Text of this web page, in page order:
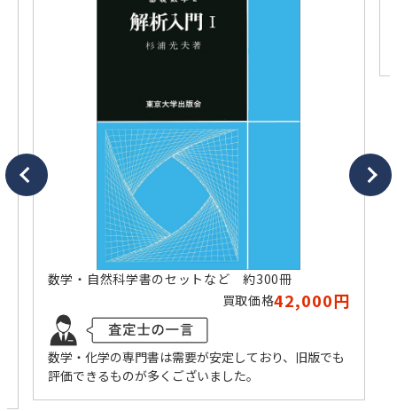
数学・自然科学書のセットなど 約300冊
買取価格42,000円
数学・化学の専門書は需要が安定しており、旧版でも
評価できるものが多くございました。